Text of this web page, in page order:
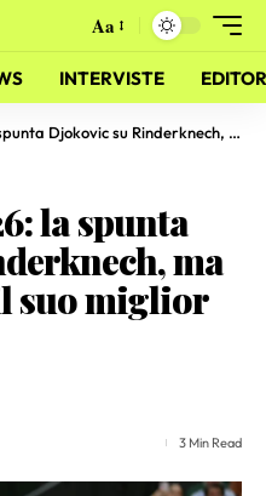
Aa
INTERVISTE
Rinderknech, ma deve sfoderare il suo miglior tennis
la spunta
ma
suo miglior
3 Min Read